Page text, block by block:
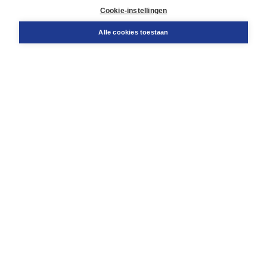
Bestellen
Cookie-instellingen
Alle cookies toestaan